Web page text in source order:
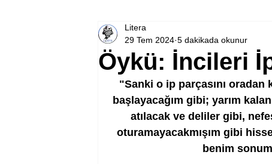
Öykü: İncileri
Litera
29 Tem 2024 5 dakikada okunur
"Sanki o ip parçasını oradan
başlayacağım gibi; yarım
atılacak ve deliler gibi,
oturamayacakmışım gibi
benim